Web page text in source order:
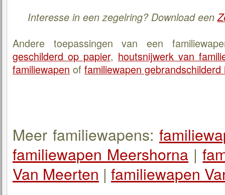
Interesse in een zegelring? Download een
Andere toepassingen van een
geschilderd op papier, houtsnijwerk van
familiewapen of familiewapen
Meer familiewapens:
familiewapen Meershorna |
Van Meerten | familiewapen